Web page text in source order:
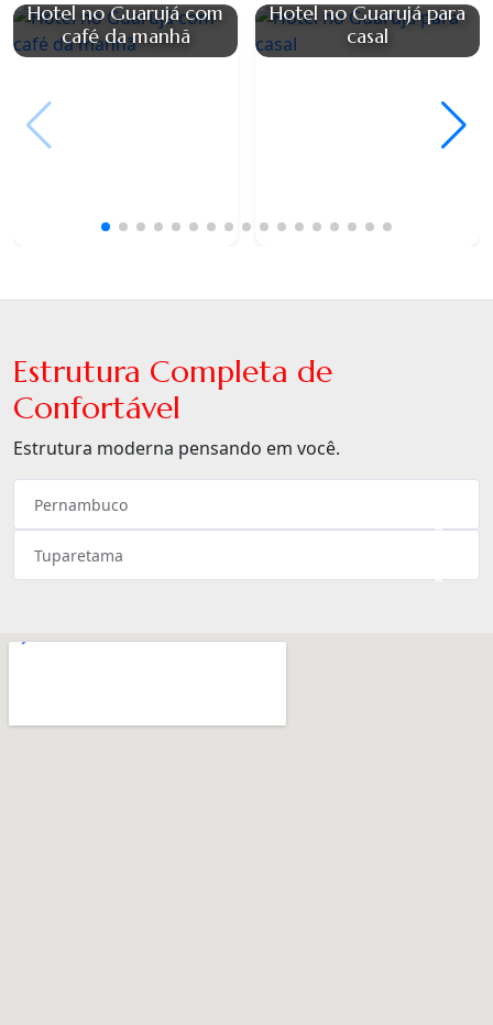
Hotel no Guarujá com
café da manhã
Hotel no Guarujá para
casal
Estrutura Completa de
Confortável
Estrutura moderna pensando em você.
×
Pernambuco
×
Tuparetama